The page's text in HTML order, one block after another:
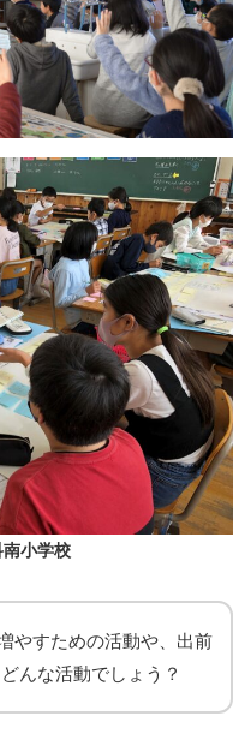
小学校
やすための活動や、出前
んな活動でしょう？